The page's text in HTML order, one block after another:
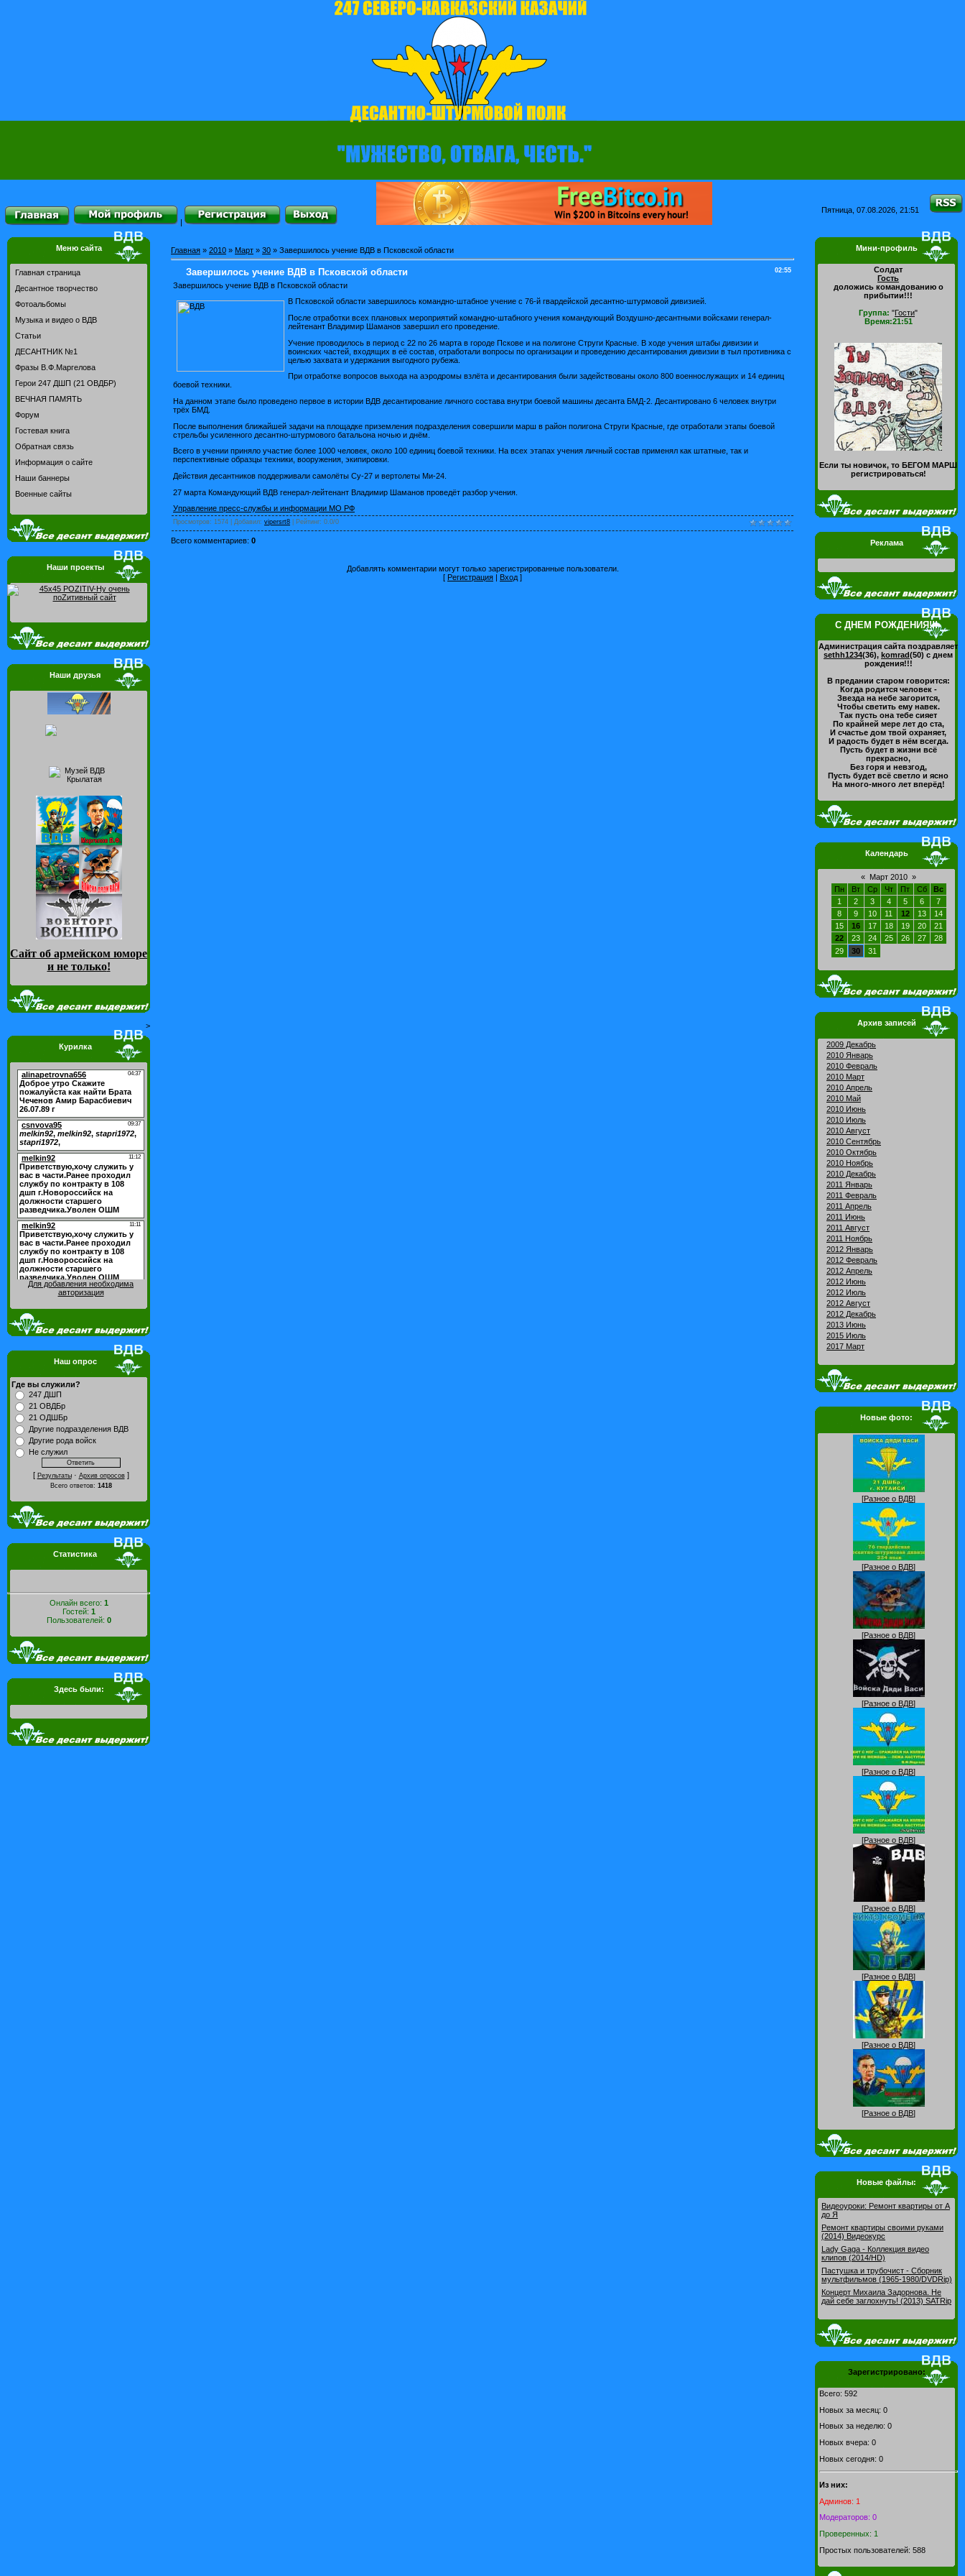
|
Пятница, 07.08.2026, 21:51
Меню сайта
Главная страница
Десантное творчество
Фотоальбомы
Музыка и видео о ВДВ
Статьи
ДЕСАНТНИК №1
Фразы В.Ф.Маргелова
Герои 247 ДШП (21 ОВДБР)
ВЕЧНАЯ ПАМЯТЬ
Форум
Гостевая книга
Обратная связь
Информация о сайте
Наши баннеры
Военные сайты
Наши проекты
Наши друзья
Сайт об армейском юморе
и не только!
>
Курилка
Для добавления необходима
авторизация
Наш опрос
Где вы служили?
247 ДШП
21 ОВДБр
21 ОДШБр
Другие подразделения ВДВ
Другие рода войск
Не служил
[ Результаты· Архив опросов]
Всего ответов: 1418
Статистика
Онлайн всего: 1
Гостей: 1
Пользователей: 0
Здесь были:
Главная » 2010 » Март » 30 » Завершилось учение ВДВ в Псковской области
02:55
Завершилось учение ВДВ в Псковской области
Завершилось учение ВДВ в Псковской области
В Псковской области завершилось командно-штабное учение с 76-й гвардейской десантно-штурмовой дивизией.
После отработки всех плановых мероприятий командно-штабного учения командующий Воздушно-десантными войсками генерал-
лейтенант Владимир Шаманов завершил его проведение.
Учение проводилось в период с 22 по 26 марта в городе Пскове и на полигоне Струги Красные. В ходе учения штабы дивизии и
воинских частей, входящих в её состав, отработали вопросы по организации и проведению десантирования дивизии в тыл противника с
целью захвата и удержания выгодного рубежа.
При отработке вопросов выхода на аэродромы взлёта и десантирования были задействованы около 800 военнослужащих и 14 единиц
боевой техники.
На данном этапе было проведено первое в истории ВДВ десантирование личного состава внутри боевой машины десанта БМД-2. Десантировано 6 человек внутри
трёх БМД.
После выполнения ближайшей задачи на площадке приземления подразделения совершили марш в район полигона Струги Красные, где отработали этапы боевой
стрельбы усиленного десантно-штурмового батальона ночью и днём.
Всего в учении приняло участие более 1000 человек, около 100 единиц боевой техники. На всех этапах учения личный состав применял как штатные, так и
перспективные образцы техники, вооружения, экипировки.
Действия десантников поддерживали самолёты Су-27 и вертолеты Ми-24.
27 марта Командующий ВДВ генерал-лейтенант Владимир Шаманов проведёт разбор учения.
Управление пресс-службы и информации МО РФ
Просмотров: 1574 | Добавил: vipersrt8 Рейтинг: 0.0/0
Всего комментариев: 0
Добавлять комментарии могут только зарегистрированные пользователи.
[ Регистрация | Вход ]
Мини-профиль
Солдат
Гость
доложись командованию о
прибытии!!!
Группа: "Гости"
Время:21:51
Если ты новичок, то БЕГОМ МАРШ
регистрироваться!
Реклама
С ДНЕМ РОЖДЕНИЯ!!!
Администрация сайта поздравляет
sethh1234(36), komrad(50) с днем
рождения!!!
В предании старом говорится:
Когда родится человек -
Звезда на небе загорится,
Чтобы светить ему навек.
Так пусть она тебе сияет
По крайней мере лет до ста,
И счастье дом твой охраняет,
И радость будет в нём всегда.
Пусть будет в жизни всё
прекрасно,
Без горя и невзгод,
Пусть будет всё светло и ясно
На много-много лет вперёд!
Календарь
« Март 2010 »
Пн
Вт Ср Чт Пт Сб
Вс
1
2 3 4 5 6
7
8
9 10 11 12 13
14
15
16 17 18 19 20
21
22
23 24 25 26 27
28
29
30 31
Архив записей
2009 Декабрь
2010 Январь
2010 Февраль
2010 Март
2010 Апрель
2010 Май
2010 Июнь
2010 Июль
2010 Август
2010 Сентябрь
2010 Октябрь
2010 Ноябрь
2010 Декабрь
2011 Январь
2011 Февраль
2011 Апрель
2011 Июнь
2011 Август
2011 Ноябрь
2012 Январь
2012 Февраль
2012 Апрель
2012 Июнь
2012 Июль
2012 Август
2012 Декабрь
2013 Июнь
2015 Июль
2017 Март
Новые фото:
[Разное о ВДВ]
[Разное о ВДВ]
[Разное о ВДВ]
[Разное о ВДВ]
[Разное о ВДВ]
[Разное о ВДВ]
[Разное о ВДВ]
[Разное о ВДВ]
[Разное о ВДВ]
[Разное о ВДВ]
Новые файлы:
Видеоуроки: Pемонт квартиры от А
до Я
Ремонт квартиры своими руками
(2014) Видеокурс
Lady Gaga - Коллекция видео
клипов (2014/HD)
Пастушка и трубочист - Сборник
мультфильмов (1965-1980/DVDRip)
Концерт Михаила Задорнова. Не
дай себе заглохнуть! (2013) SATRip
Зарегистрировано:
Всего: 592
Новых за месяц: 0
Новых за неделю: 0
Новых вчера: 0
Новых сегодня: 0
Из них:
Админов: 1
Модераторов: 0
Проверенных: 1
Простых пользователей: 588